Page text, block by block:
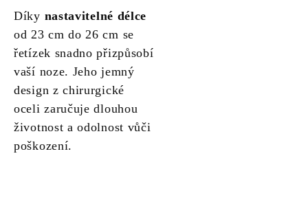
Díky nastavitelné délce
od 23 cm do 26 cm se
řetízek snadno přizpůsobí
vaší noze. Jeho jemný
design z chirurgické
oceli zaručuje dlouhou
životnost a odolnost vůči
poškození.